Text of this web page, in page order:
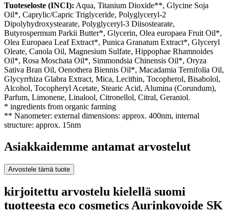
Tuoteseloste (INCI): Aqua, Titanium Dioxide**, Glycine Soja
Oil*, Caprylic/Capric Triglyceride, Polyglyceryl-2
Dipolyhydroxystearate, Polyglyceryl-3 Diisostearate,
Butyrospermum Parkii Butter*, Glycerin, Olea europaea Fruit Oil*,
Olea Europaea Leaf Extract*, Punica Granatum Extract*, Glyceryl
Oleate, Canola Oil, Magnesium Sulfate, Hippophae Rhamnoides
Oil*, Rosa Moschata Oil*, Simmondsia Chinensis Oil*, Oryza
Sativa Bran Oil, Oenothera Biennis Oil*, Macadamia Ternifolia Oil,
Glycyrrhiza Glabra Extract, Mica, Lecithin, Tocopherol, Bisabolol,
Alcohol, Tocopheryl Acetate, Stearic Acid, Alumina (Corundum),
Parfum, Limonene, Linalool, Citronellol, Citral, Geraniol.
* ingredients from organic farming
** Nanometer: external dimensions: approx. 400nm, internal
structure: approx. 15nm
Asiakkaidemme antamat arvostelut
Arvostele tämä tuote
kirjoitettu arvostelu kielellä suomi
tuotteesta eco cosmetics Aurinkovoide SK